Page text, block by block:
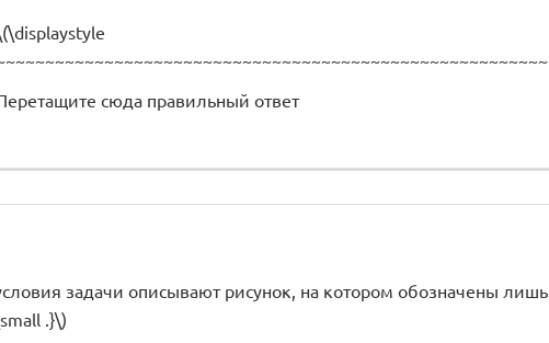
сюда правильный ответ
задачи описывают рисунок, на котором обозначены
.}\)